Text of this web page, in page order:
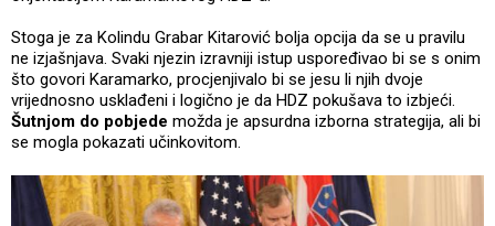
Stoga je za Kolindu Grabar Kitarović bolja opcija da se u pravilu
ne izjašnjava. Svaki njezin izravniji istup uspoređivao bi se s onim
što govori Karamarko, procjenjivalo bi se jesu li njih dvoje
vrijednosno usklađeni i logično je da HDZ pokušava to izbjeći.
Šutnjom do pobjede možda je apsurdna izborna strategija, ali bi
se mogla pokazati učinkovitom.